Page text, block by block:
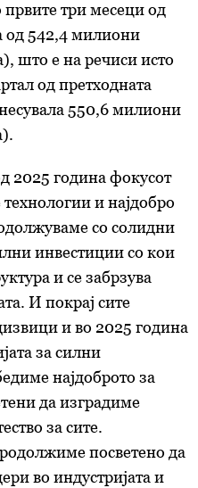
било момент можете
клик на „Прикажи ги
во кој било момент да
последици.
три месеци од
од 542,4 милиони
што е на речиси исто
од претходната
550,6 милиони
2025 година фокусот
и најдобро
со солидни
инвестиции со кои
и се забрзува
И покрај сите
и во 2025 година
за силни
најдоброто за
да изградиме
за сите.
посветено да
во индустријата и